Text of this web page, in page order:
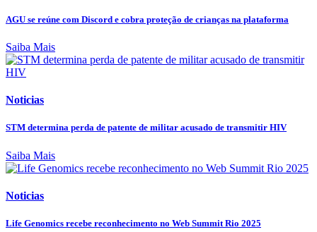
AGU se reúne com Discord e cobra proteção de crianças na plataforma
Saiba Mais
Noticias
STM determina perda de patente de militar acusado de transmitir HIV
Saiba Mais
Noticias
Life Genomics recebe reconhecimento no Web Summit Rio 2025